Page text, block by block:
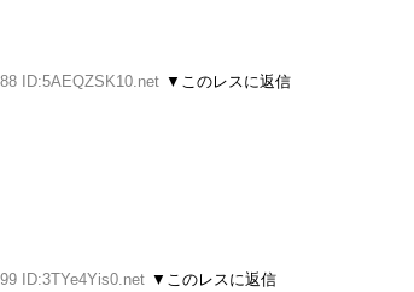
ID:5AEQZSK10.net ▼このレスに返信
ID:3TYe4Yis0.net ▼このレスに返信